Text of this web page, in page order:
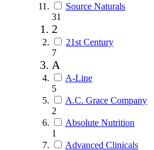
Source Naturals
31
2
21st Century
7
A
A-Line
5
A.C. Grace Company
2
Absolute Nutrition
1
Advanced Clinicals